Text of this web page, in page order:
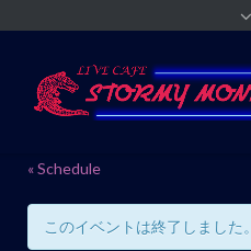
« Schedule
このイベントは終了しました。